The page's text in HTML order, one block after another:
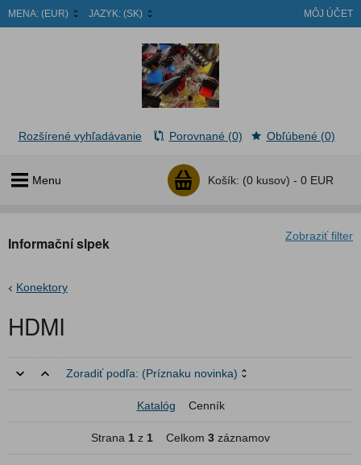
MENA: (EUR) JAZYK: (SK) MÔJ ÚČET
Menu Košík: (0 kusov) - 0 EUR
Rozšírené vyhľadávanie Porovnané (0) Obľúbené (0)
Zobraziť filter
Informační slpek
Konektory
HDMI
Zoradiť podľa: (Príznaku novinka)
Katalóg Cenník
Strana 1 z 1 Celkom 3 záznamov